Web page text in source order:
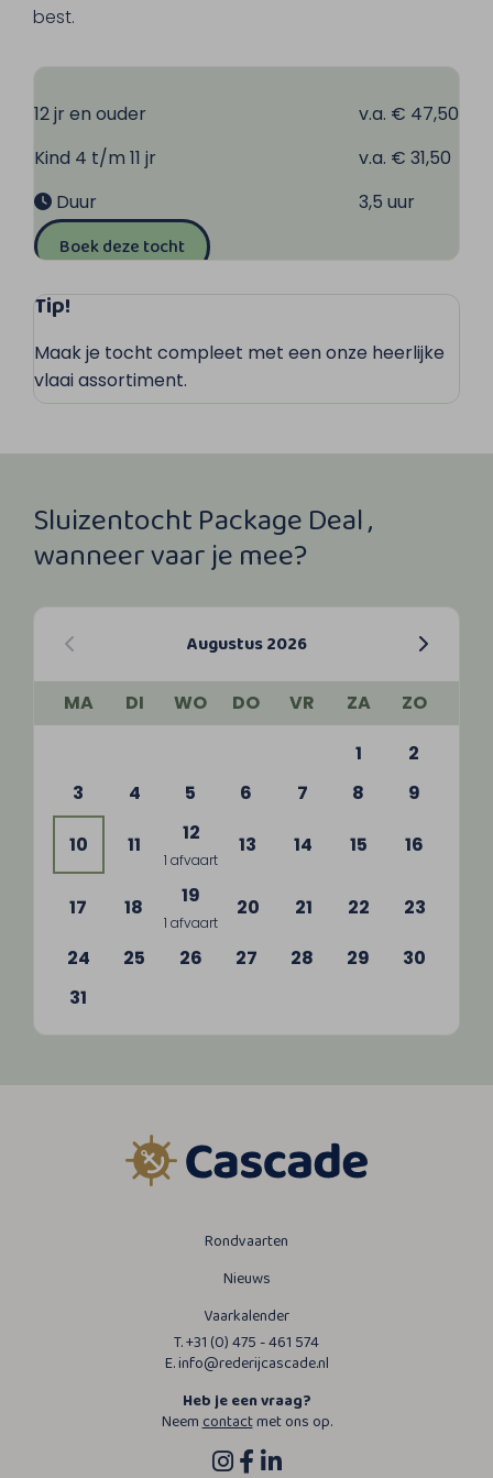
best.
12 jr en ouder
v.a. € 47,50
Kind 4 t/m 11 jr
v.a. € 31,50
Duur
3,5 uur
Boek deze tocht
Tip!
Maak je tocht compleet met een onze heerlijke
vlaai assortiment.
Sluizentocht Package Deal ,
wanneer vaar je mee?
Augustus 2026
MA DI WO DO VR ZA
ZO
1
2
3
4 5 6 7 8 9
10 11 12
1 afvaart
13 14 15 16
17 18 19
1 afvaart
20 21 22 23
24 25 26 27 28 29
30
31
Rondvaarten
Nieuws
Vaarkalender
T. +31 (0) 475 - 461 574
E. info@rederijcascade.nl
Heb je een vraag?
Neemcontactmet ons op.